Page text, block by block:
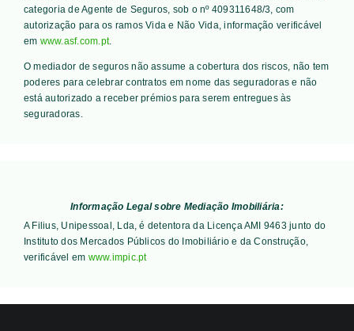
categoria de Agente de Seguros, sob o nº 409311648/3, com
autorização para os ramos Vida e Não Vida, informação verificável
em www.asf.com.pt.
O mediador de seguros não assume a cobertura dos riscos, não tem
poderes para celebrar contratos em nome das seguradoras e não
está autorizado a receber prémios para serem entregues às
seguradoras.
Informação Legal sobre Mediação Imobiliária:
A Filius, Unipessoal, Lda, é detentora da Licença AMI 9463 junto do
Instituto dos Mercados Públicos do Imobiliário e da Construção,
verificável em www.impic.pt